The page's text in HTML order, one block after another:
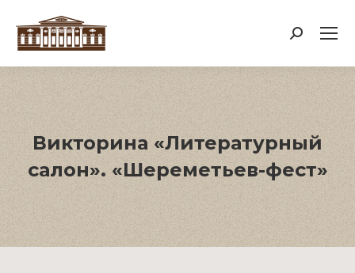
Поиск:
Викторина «Литературный
салон». «Шереметьев-фест»